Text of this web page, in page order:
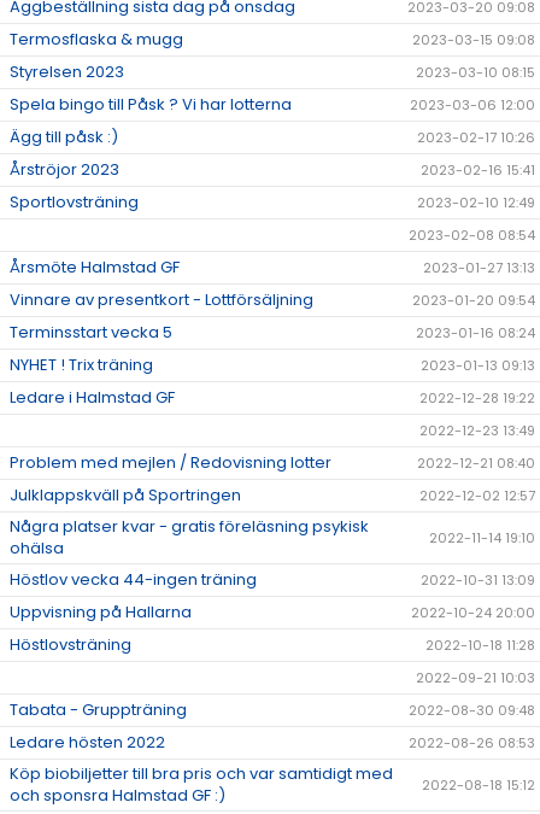
Äggbeställning sista dag på onsdag 2023-03-20 09:08
Termosflaska & mugg 2023-03-15 09:08
Styrelsen 2023 2023-03-10 08:15
Spela bingo till Påsk ? Vi har lotterna 2023-03-06 12:00
Ägg till påsk :) 2023-02-17 10:26
Årströjor 2023 2023-02-16 15:41
Sportlovsträning
2023-02-10 12:49
2023-02-08 08:54
Årsmöte Halmstad GF 2023-01-27 13:13
Vinnare av presentkort - Lottförsäljning 2023-01-20 09:54
Terminsstart vecka 5 2023-01-16 08:24
NYHET ! Trix träning 2023-01-13 09:13
Ledare i Halmstad GF
2022-12-28 19:22
2022-12-23 13:49
Problem med mejlen / Redovisning lotter 2022-12-21 08:40
Julklappskväll på Sportringen 2022-12-02 12:57
Några platser kvar - gratis föreläsning psykisk
ohälsa
2022-11-14 19:10
Höstlov vecka 44-ingen träning 2022-10-31 13:09
Uppvisning på Hallarna 2022-10-24 20:00
Höstlovsträning
2022-10-18 11:28
2022-09-21 10:03
Tabata - Gruppträning 2022-08-30 09:48
Ledare hösten 2022 2022-08-26 08:53
Köp biobiljetter till bra pris och var samtidigt med
och sponsra Halmstad GF :)
2022-08-18 15:12